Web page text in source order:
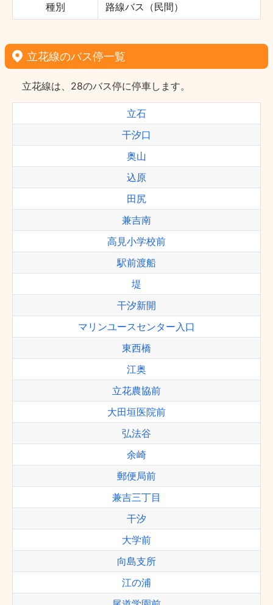
種別 路線バス（民間）
立花線のバス停一覧
立花線は、28のバス停に停車します。
立石
干汐口
奥山
込原
田尻
兼吉南
高見小学校前
駅前渡船
堤
干汐新開
マリンユースセンター入口
東西橋
江奥
立花農協前
大田垣医院前
弘法谷
余崎
郵便局前
兼吉三丁目
干汐
大学前
向島支所
江の浦